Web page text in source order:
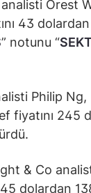
Orest
43
” notunu “
Philip
fiyatını 245
& Co
dolardan